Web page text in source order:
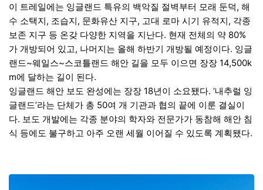
이 트레일에는 잉글랜드 특유의 백악질 절벽부터 모래 둔덕, 해
수 소택지, 조습지, 문화유산 지구, 고대 로마 시기 유적지, 각종
보존 지구 등 온갖 다양한 지역을 지난다. 현재 전체의 약 80%
가 개방되어 있고, 나머지는 올해 하반기 개방될 예정이다. 잉글
랜드~웨일스~스코틀랜드 해안 길을 모두 이으면 장장 14,500k
m에 달하는 길이 된다.
잉글랜드 해안 보도 완성에는 장장 18년이 소요됐다. ‘내추럴 잉
글랜드’라는 단체가 총 50여 개 기관과 협의 끝에 이룬 결실이
다. 보도 개발에는 각종 분야의 학자와 전문가가 동참해 해안 침
식 등에도 불구하고 아주 오랜 세월 이어질 수 있도록 계획됐다.